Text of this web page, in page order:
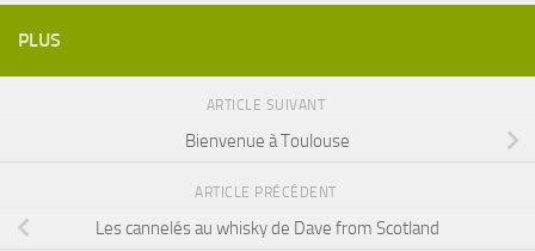
PLUS
ARTICLE SUIVANT
Bienvenue à Toulouse
ARTICLE PRÉCÉDENT
Les cannelés au whisky de Dave from Scotland